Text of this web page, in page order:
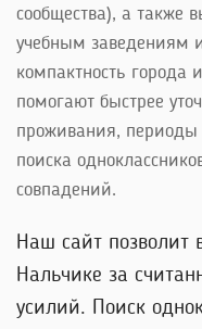
сообщества), а также
учебным заведениям
компактность города
помогают быстрее
проживания, периоды
поиска
совпадений.
Наш сайт позволит
Нальчике за
усилий. Поиск